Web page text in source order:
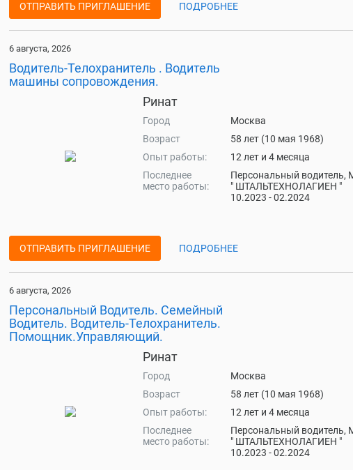
ОТПРАВИТЬ ПРИГЛАШЕНИЕ ПОДРОБНЕЕ
6 августа, 2026
Водитель-Телохранитель . Водитель
машины сопровождения.
Ринат
Город
Москва
Возраст
58 лет (10 мая 1968)
Опыт работы:
12 лет и 4 месяца
Последнее
место работы:
Персональный
" ШТАЛЬТЕХНОЛАГИЕН "
10.2023 - 02.2024
ОТПРАВИТЬ ПРИГЛАШЕНИЕ ПОДРОБНЕЕ
6 августа, 2026
Персональный Водитель. Семейный
Водитель. Водитель-Телохранитель.
Помощник.Управляющий.
Ринат
Город
Москва
Возраст
58 лет (10 мая 1968)
Опыт работы:
12 лет и 4 месяца
Последнее
место работы:
Персональный
" ШТАЛЬТЕХНОЛАГИЕН "
10.2023 - 02.2024